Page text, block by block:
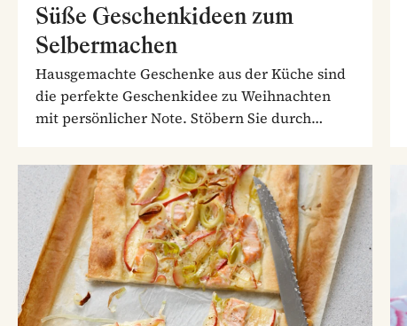
Süße Geschenkideen zum
Selbermachen
Hausgemachte Geschenke aus der Küche sind
die perfekte Geschenkidee zu Weihnachten
mit persönlicher Note. Stöbern Sie durch